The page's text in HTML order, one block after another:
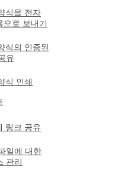
식을 전자
으로 보내기
식의 인증된
유
식 인쇄
링크 공유
일에 대한
관리